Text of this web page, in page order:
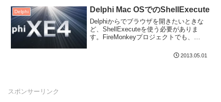
Delphi Delphi Mac OSでのShellExecute
Delphiからでブラウザを開きたいときな
ど、ShellExecuteを使う必要がありま
す。FireMonkeyプロジェクトでも、
2013.05.01
スポンサーリンク